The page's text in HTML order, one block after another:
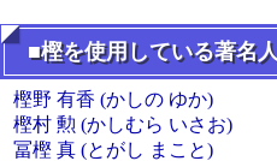
■樫を使用している著名人
樫野 有香 (かしの ゆか)
樫村 勲 (かしむら いさお)
冨樫 真 (とがし まこと)